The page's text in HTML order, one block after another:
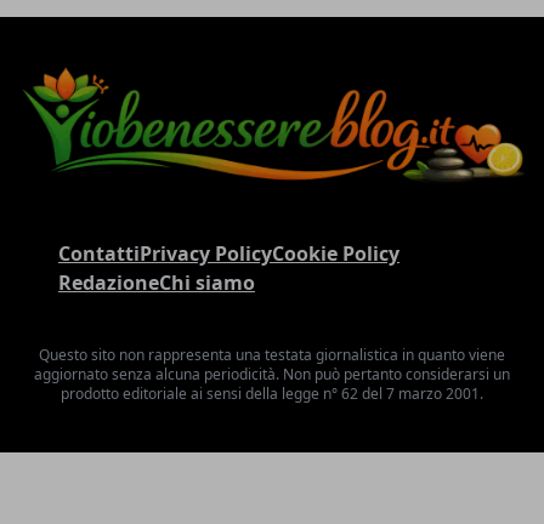
ContattiPrivacy PolicyCookie Policy
RedazioneChi siamo
Questo sito non rappresenta una testata giornalistica in quanto viene
aggiornato senza alcuna periodicità. Non può pertanto considerarsi un
prodotto editoriale ai sensi della legge n° 62 del 7 marzo 2001.